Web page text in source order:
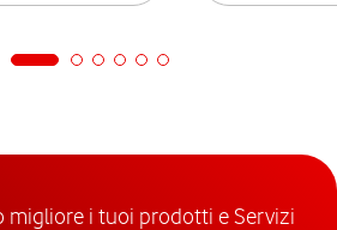
migliore i tuoi prodotti e Servizi